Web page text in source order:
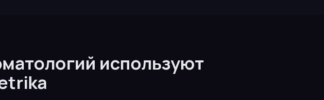
используют